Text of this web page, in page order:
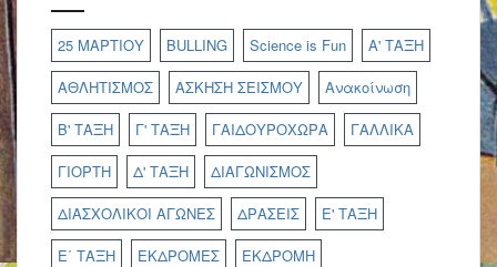
25 ΜΑΡΤΙΟΥ BULLING Science is Fun
Α' ΤΑΞΗ
ΑΘΛΗΤΙΣΜΟΣ
ΑΣΚΗΣΗ ΣΕΙΣΜΟΥ
Ανακοίνωση
Β' ΤΑΞΗ
Γ' ΤΑΞΗ ΓΑΙΔΟΥΡΟΧΩΡΑ
ΓΑΛΛΙΚΑ
ΓΙΟΡΤΗ
Δ' ΤΑΞΗ
ΔΙΑΓΩΝΙΣΜΟΣ
ΔΙΑΣΧΟΛΙΚΟΙ ΑΓΩΝΕΣ
ΔΡΑΣΕΙΣ
Ε' ΤΑΞΗ
Ε΄ ΤΑΞΗ
ΕΚΔΡΟΜΕΣ
ΕΚΔΡΟΜΗ